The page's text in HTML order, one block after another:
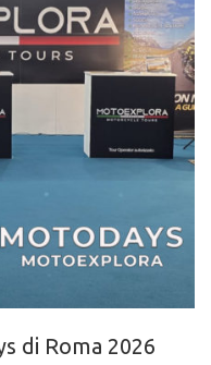
di Roma 2026